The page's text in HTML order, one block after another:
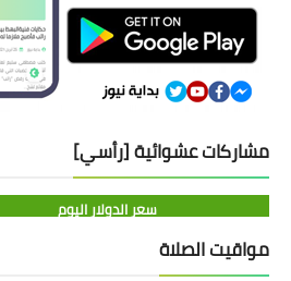
مشاركات عشوائية [رأسي]
سعر الدولار اليوم
مواقيت الصلاة